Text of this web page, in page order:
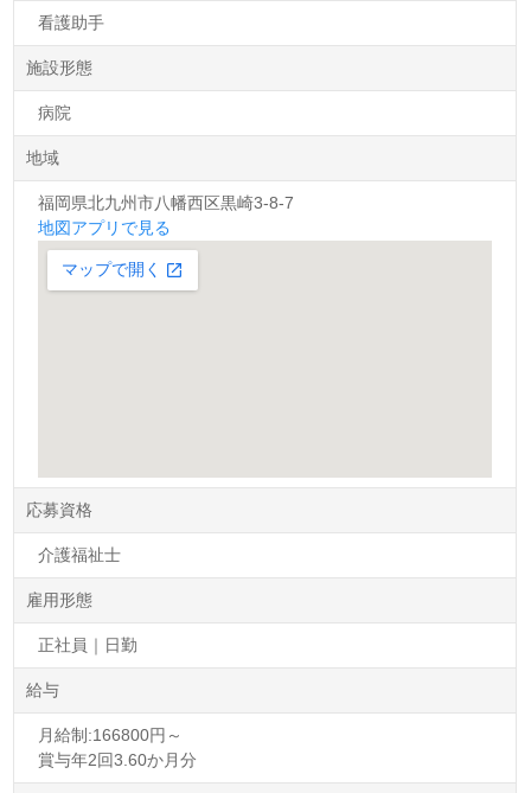
看護助手
施設形態
病院
地域
福岡県北九州市八幡西区黒崎3-8-7
地図アプリで見る
応募資格
介護福祉士
雇用形態
正社員｜日勤
給与
月給制:166800円～
賞与年2回3.60か月分